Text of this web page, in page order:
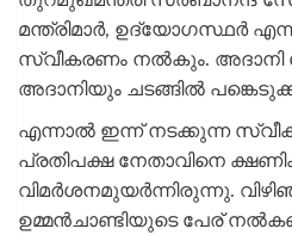
മന്ത്രിമാ‍ർ, ഉദ്യോഗസ്ഥർ
സ്വീകരണം നൽകും.
അദാനിയും ചടങ്ങിൽ
എന്നാൽ ഇന്ന് നടക്കുന്ന
പ്രതിപക്ഷ നേതാവിനെ
വിമർശനമുയർന്നിരുന്നു.
ഉമ്മൻചാണ്ടിയുടെ പേര്